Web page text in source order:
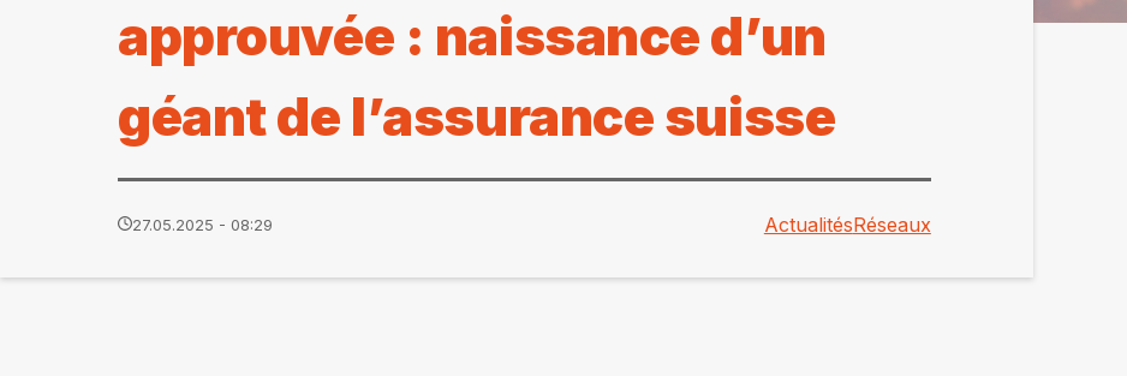
approuvée : naissance d’un
géant de l’assurance suisse
27.05.2025 - 08:29 ActualitésRéseaux